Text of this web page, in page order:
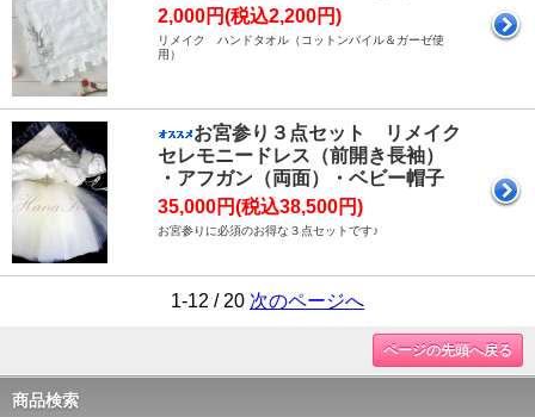
2,000円(税込2,200円)
リメイク ハンドタオル（コットンパイル＆ガーゼ使
用）
お宮参り３点セット リメイク
セレモニードレス（前開き長袖）
・アフガン（両面）・ベビー帽子
35,000円(税込38,500円)
お宮参りに必須のお得な３点セットです♪
1-12 / 20 次のページへ
ページの先頭へ戻る
商品検索